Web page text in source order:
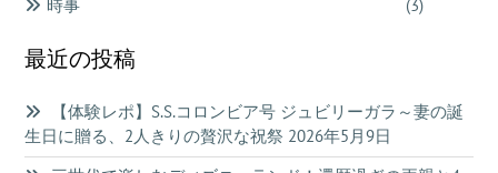
時事 (3)
最近の投稿
【体験レポ】S.S.コロンビア号 ジュビリーガラ～妻の誕
生日に贈る、2人きりの贅沢な祝祭 2026年5月9日